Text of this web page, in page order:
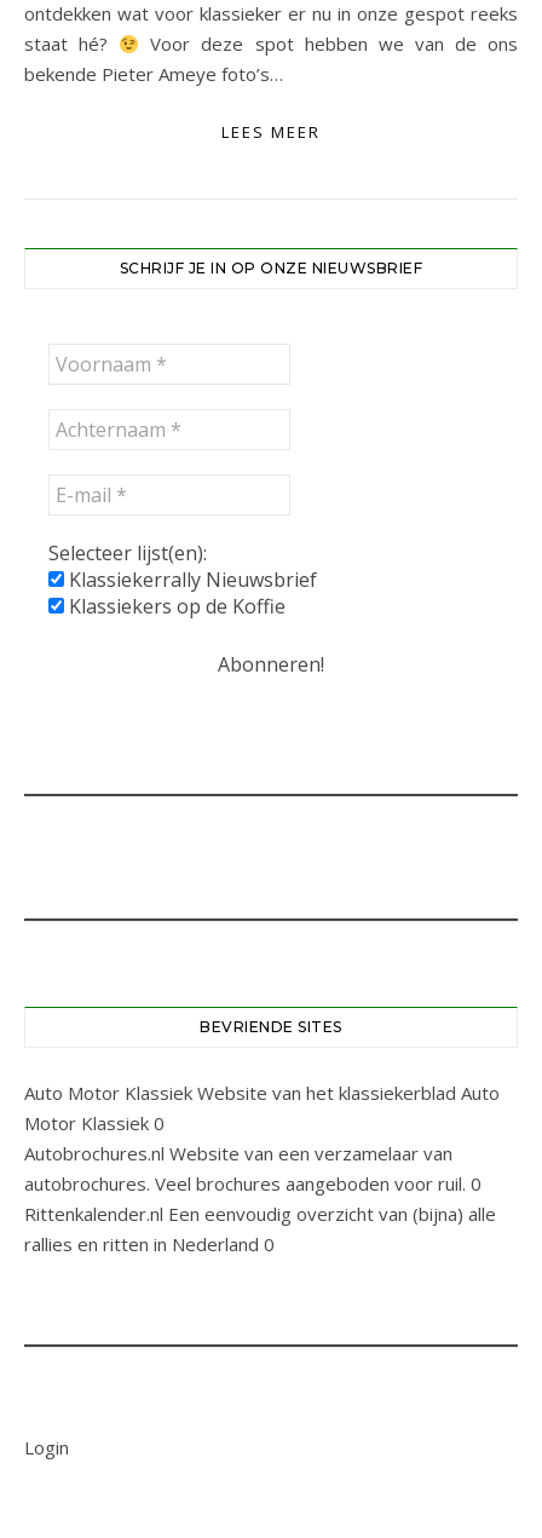
ontdekken wat voor klassieker er nu in onze gespot reeks
staat hé?
Voor deze spot hebben we van de ons
bekende Pieter Ameye foto’s…
LEES MEER
SCHRIJF JE IN OP ONZE NIEUWSBRIEF
Selecteer lijst(en):
Klassiekerrally Nieuwsbrief
Klassiekers op de Koffie
BEVRIENDE SITES
Auto Motor Klassiek Website van het klassiekerblad Auto
Motor Klassiek 0
Autobrochures.nl Website van een verzamelaar van
autobrochures. Veel brochures aangeboden voor ruil. 0
Rittenkalender.nl Een eenvoudig overzicht van (bijna) alle
rallies en ritten in Nederland 0
Login